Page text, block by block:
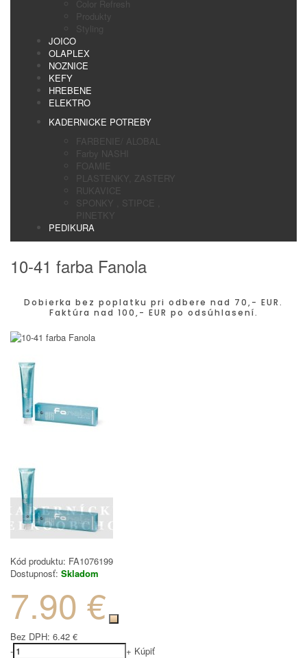
Color Refresh
Produkty
Styling
JOICO
OLAPLEX
NOZNICE
KEFY
HREBENE
ELEKTRO
KADERNICKE POTREBY
FARBENIE/ ALOBAL
Farby NASHI
FOAMIE
PLASTENKY, ZASTERY
RUKAVICE
SPONKY , STIPCE ,
PINETKY
PEDIKURA
10-41 farba Fanola
Dobierka bez poplatku pri odbere nad 70,- EUR.
Faktúra nad 100,- EUR po odsúhlasení.
Kód produktu: FA1076199
Dostupnosť: Skladom
7.90 €
Bez DPH: 6.42 €
-
+ Kúpiť